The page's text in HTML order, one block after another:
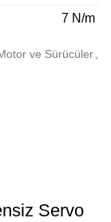
7 N/m
ve Sürücüler,
Servo